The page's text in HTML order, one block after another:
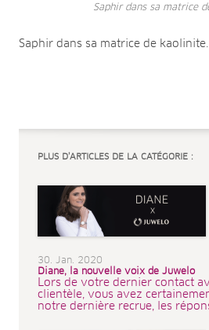
Saphir dans sa matrice
Saphir dans sa matrice de kaolinite.
PLUS D’ARTICLES DE LA CATÉGORIE :
30. Jan. 2020
Diane, la nouvelle voix de Juwelo
Lors de votre dernier contact
clientèle, vous avez
notre dernière recrue, les